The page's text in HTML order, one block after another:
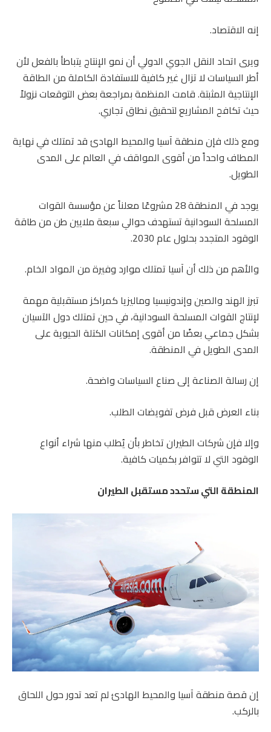
إنه الاقتصاد.
ويرى اتحاد النقل الجوي الدولي أن نمو الإنتاج يتباطأ بالفعل لأن
أطر السياسات لا تزال غير كافية للاستفادة الكاملة من الطاقة
الإنتاجية المثبتة. قامت المنظمة بمراجعة بعض التوقعات نزولاً
حيث تكافح المشاريع لتحقيق نطاق تجاري.
ومع ذلك فإن منطقة آسيا والمحيط الهادئ قد تمتلك في نهاية
المطاف واحداً من أقوى المواقف في العالم على المدى
الطويل.
يوجد في المنطقة 28 مشروعًا معلناً عن مؤسسة القوات
المسلحة السودانية تستهدف حوالي سبعة ملايين طن من طاقة
الوقود المتجدد بحلول عام 2030.
والأهم من ذلك أن آسيا تمتلك موارد وفيرة من المواد الخام.
تبرز الهند والصين وإندونيسيا وماليزيا كمراكز مستقبلية مهمة
لإنتاج القوات المسلحة السودانية، في حين تمتلك دول الآسيان
بشكل جماعي بعضًا من أقوى إمكانات الكتلة الحيوية على
المدى الطويل في المنطقة.
إن رسالة الصناعة إلى صناع السياسات واضحة.
بناء العرض قبل فرض تفويضات الطلب.
وإلا فإن شركات الطيران تخاطر بأن يُطلب منها شراء أنواع
الوقود التي لا تتوافر بكميات كافية.
المنطقة التي ستحدد مستقبل الطيران
إن قصة منطقة آسيا والمحيط الهادئ لم تعد تدور حول اللحاق
بالركب.